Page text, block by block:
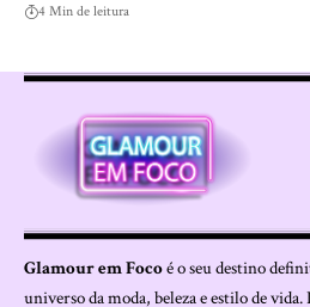
4 Min de leitura
Glamour em Focoé o seu destino
universo da moda, beleza e estilo de